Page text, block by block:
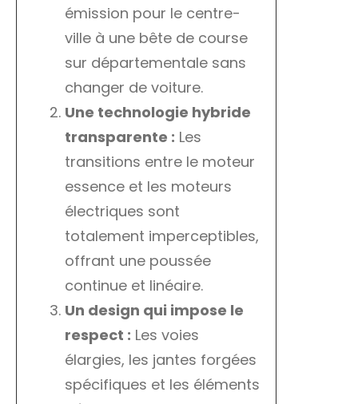
émission pour le centre-
ville à une bête de course
sur départementale sans
changer de voiture.
Une technologie hybride
transparente : Les
transitions entre le moteur
essence et les moteurs
électriques sont
totalement imperceptibles,
offrant une poussée
continue et linéaire.
Un design qui impose le
respect : Les voies
élargies, les jantes forgées
spécifiques et les éléments